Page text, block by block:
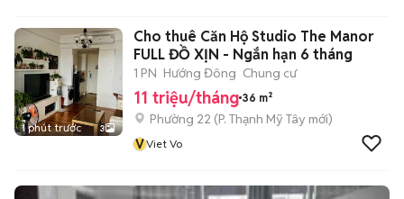
1 phút trước 3
Cho thuê Căn Hộ Studio The Manor
FULL ĐỒ XỊN - Ngắn hạn 6 tháng
1 PN Hướng Đông Chung cư
11 triệu/tháng 36 m²
Phường 22 (P. Thạnh Mỹ Tây mới)
VViet Vo